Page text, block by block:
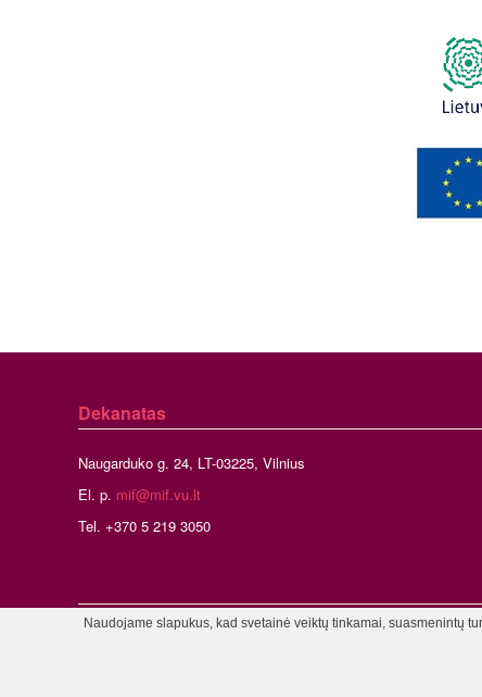
Dekanatas
Naugarduko g. 24, LT-03225, Vilnius
El. p. mif@mif.vu.lt
Tel. +370 5 219 3050
©2026
Naudojame slapukus, kad svetainė veiktų tinkamai, suasmenintų